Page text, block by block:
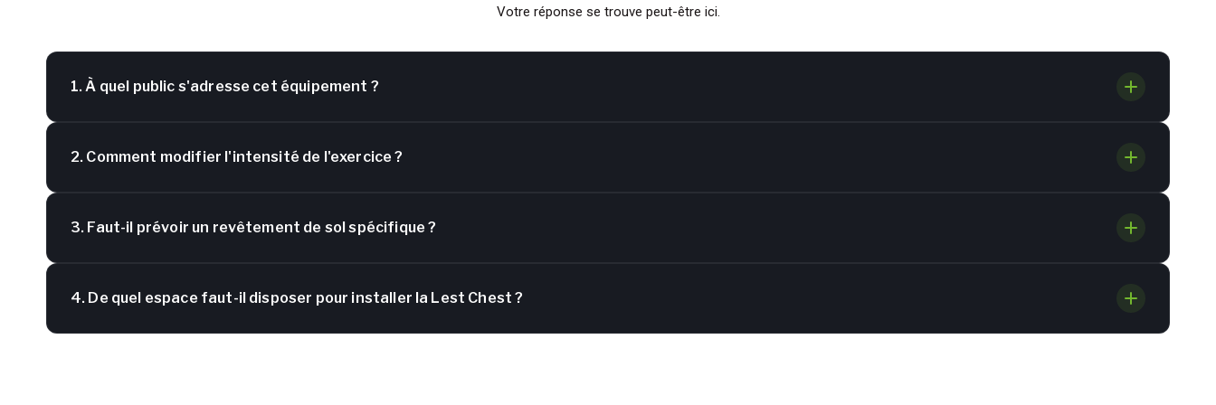
Votre réponse se trouve peut-être ici.
1. À quel public s'adresse cet équipement ?
2. Comment modifier l'intensité de l'exercice ?
3. Faut-il prévoir un revêtement de sol spécifique ?
4. De quel espace faut-il disposer pour installer la Lest Chest ?